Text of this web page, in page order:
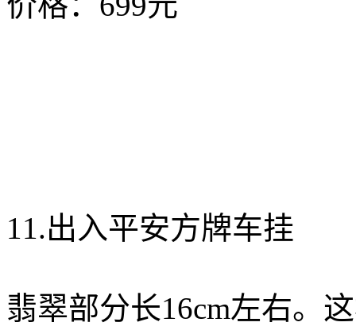
11.出入平安方牌车挂
翡翠部分长16cm左右。